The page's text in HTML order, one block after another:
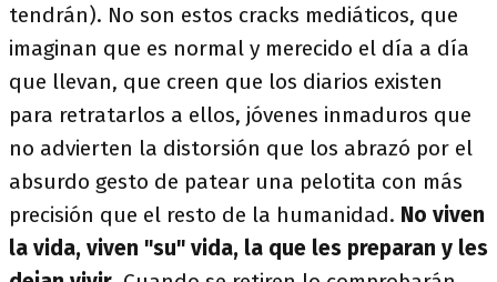
tendrán). No son estos cracks mediáticos, que
imaginan que es normal y merecido el día a día
que llevan, que creen que los diarios existen
para retratarlos a ellos, jóvenes inmaduros que
no advierten la distorsión que los abrazó por el
absurdo gesto de patear una pelotita con más
precisión que el resto de la humanidad. No viven
la vida, viven "su" vida, la que les preparan y les